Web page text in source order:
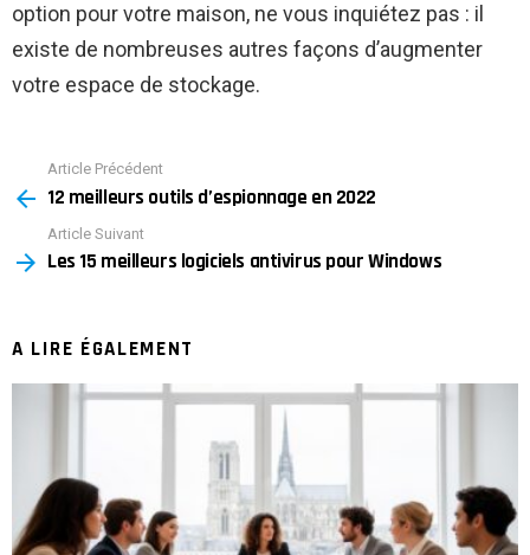
option pour votre maison, ne vous inquiétez pas : il
existe de nombreuses autres façons d’augmenter
votre espace de stockage.
more
Article Précédent
12 meilleurs outils d’espionnage en 2022
Article Suivant
Les 15 meilleurs logiciels antivirus pour Windows
A LIRE ÉGALEMENT